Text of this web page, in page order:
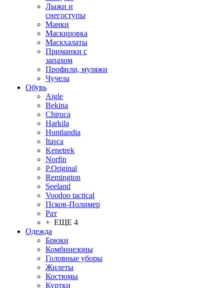
Лыжи и
снегоступы
Манки
Маскировка
Маскхалаты
Приманки с
запахом
Профили, муляжи
Чучела
Обувь
Aigle
Bekina
Chiruсa
Harkila
Huntlandia
Itasca
Kenetrek
Norfin
P.Original
Remington
Seeland
Voodoo tactical
Псков-Полимер
Рат
+ ЕЩЕ 4
Одежда
Брюки
Комбинезоны
Головные уборы
Жилеты
Костюмы
Куртки